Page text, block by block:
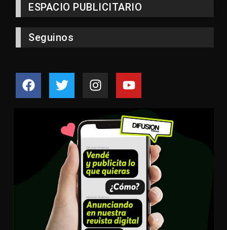
ESPACIO PUBLICITARIO
Seguinos